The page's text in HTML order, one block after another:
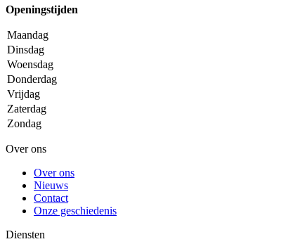
Openingstijden
Maandag
Dinsdag
Woensdag
Donderdag
Vrijdag
Zaterdag
Zondag
Over ons
Over ons
Nieuws
Contact
Onze geschiedenis
Diensten